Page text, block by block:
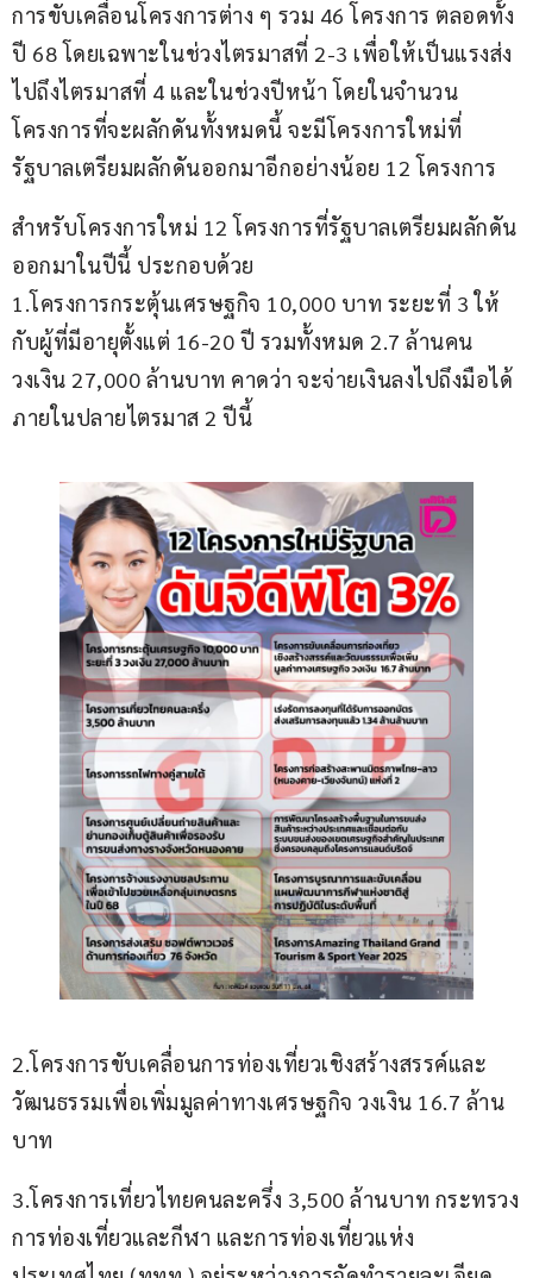
การขับเคลื่อนโครงการต่าง ๆ รวม 46 โครงการ ตลอดทั้ง
ปี 68 โดยเฉพาะในช่วงไตรมาสที่ 2-3 เพื่อให้เป็นแรงส่ง
ไปถึงไตรมาสที่ 4 และในช่วงปีหน้า โดยในจำนวน
โครงการที่จะผลักดันทั้งหมดนี้ จะมีโครงการใหม่ที่
รัฐบาลเตรียมผลักดันออกมาอีกอย่างน้อย 12 โครงการ
สำหรับโครงการใหม่ 12 โครงการที่รัฐบาลเตรียมผลักดัน
ออกมาในปีนี้ ประกอบด้วย
1.โครงการกระตุ้นเศรษฐกิจ 10,000 บาท ระยะที่ 3 ให้
กับผู้ที่มีอายุตั้งแต่ 16-20 ปี รวมทั้งหมด 2.7 ล้านคน
วงเงิน 27,000 ล้านบาท คาดว่า จะจ่ายเงินลงไปถึงมือได้
ภายในปลายไตรมาส 2 ปีนี้
2.โครงการขับเคลื่อนการท่องเที่ยวเชิงสร้างสรรค์และ
วัฒนธรรมเพื่อเพิ่มมูลค่าทางเศรษฐกิจ วงเงิน 16.7 ล้าน
บาท
3.โครงการเที่ยวไทยคนละครึ่ง 3,500 ล้านบาท กระทรวง
การท่องเที่ยวและกีฬา และการท่องเที่ยวแห่ง